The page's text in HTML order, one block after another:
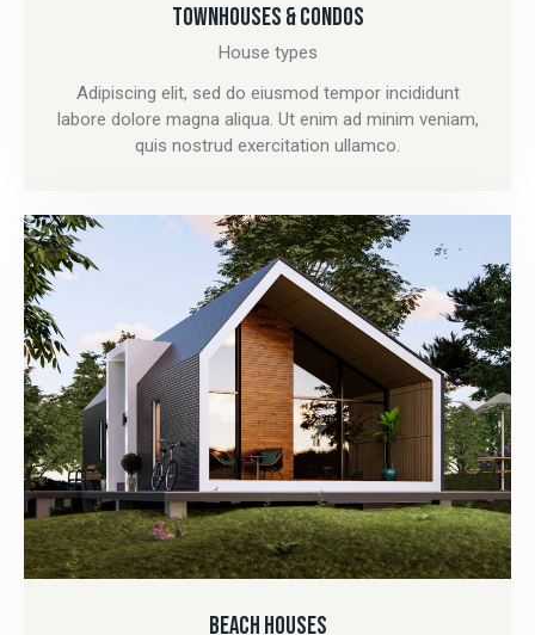
TOWNHOUSES & CONDOS
House types
Adipiscing elit, sed do eiusmod tempor incididunt
labore dolore magna aliqua. Ut enim ad minim veniam,
quis nostrud exercitation ullamco.
BEACH HOUSES